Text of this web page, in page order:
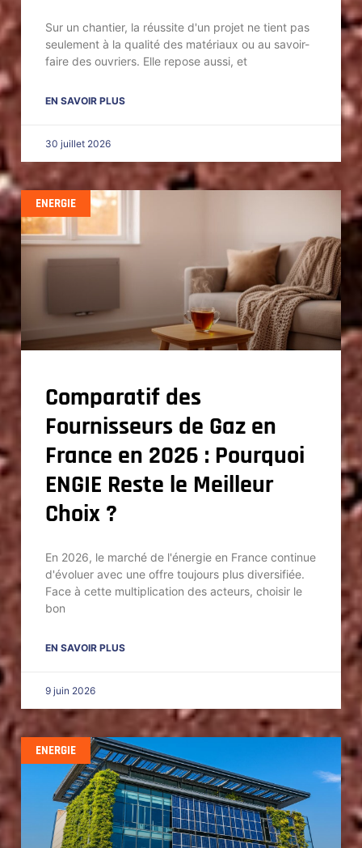
Sur un chantier, la réussite d'un projet ne tient pas
seulement à la qualité des matériaux ou au savoir-
faire des ouvriers. Elle repose aussi, et
EN SAVOIR PLUS
30 juillet 2026
ENERGIE
Comparatif des
Fournisseurs de Gaz en
France en 2026 : Pourquoi
ENGIE Reste le Meilleur
Choix ?
En 2026, le marché de l'énergie en France continue
d'évoluer avec une offre toujours plus diversifiée.
Face à cette multiplication des acteurs, choisir le
bon
EN SAVOIR PLUS
9 juin 2026
ENERGIE